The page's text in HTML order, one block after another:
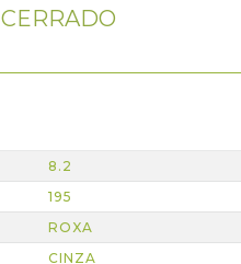
CERRADO
8.2
195
ROXA
CINZA